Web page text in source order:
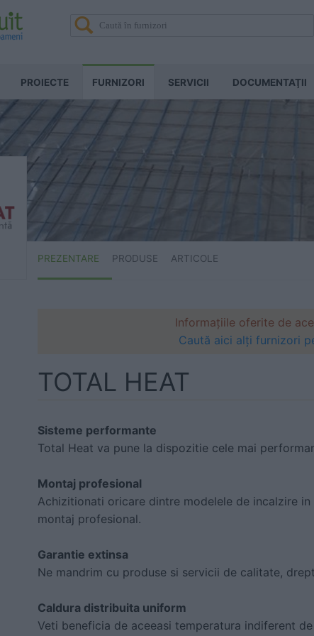
PROIECTE FURNIZORI SERVICII DOCUMENTAŢII
PREZENTARE PRODUSE ARTICOLE
Informațiile oferite de
Caută aici alți furnizori
TOTAL HEAT
Sisteme performante
Total Heat va pune la dispozitie cele mai
Montaj profesional
Achizitionati oricare dintre modelele de incalzire
montaj profesional.
Garantie extinsa
Ne mandrim cu produse si servicii de calitate,
Caldura distribuita uniform
Veti beneficia de aceeasi temperatura indiferent